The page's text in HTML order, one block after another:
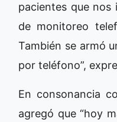
pacientes que
de monitoreo
También se armó
por teléfono”,
En consonancia
agregó que “hoy